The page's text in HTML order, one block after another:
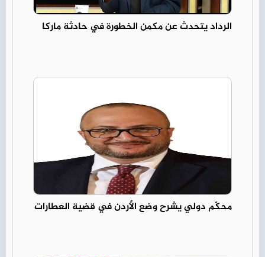
الرداد يتحدث عن مكمن الخطورة في حادثة ماركا
محكّم دولي يشرح وضع الأردن في قضية العطارات